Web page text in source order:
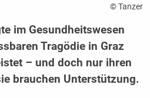
© Tanzer
im Gesundheitswesen
Tragödie in Graz
– und doch nur ihren
brauchen Unterstützung.